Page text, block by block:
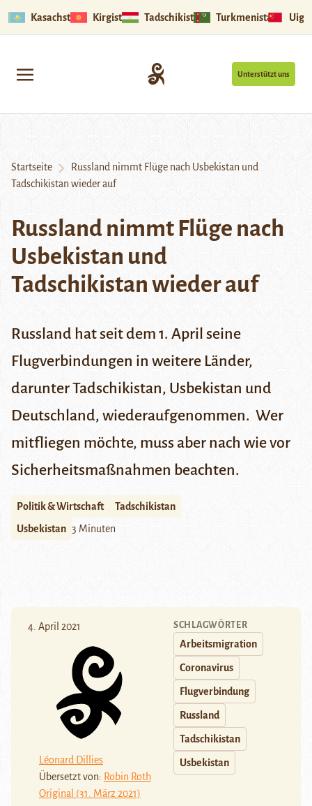
Kasachstan Kirgistan Tadschikistan Turkmenistan
Unterstützt uns
Startseite
Russland nimmt Flüge nach Usbekistan und
Tadschikistan wieder auf
Russland nimmt Flüge nach
Usbekistan und
Tadschikistan wieder auf
Russland hat seit dem 1. April seine
Flugverbindungen in weitere Länder,
darunter Tadschikistan, Usbekistan und
Deutschland, wiederaufgenommen. Wer
mitfliegen möchte, muss aber nach wie vor
Sicherheitsmaßnahmen beachten.
Politik & Wirtschaft
Tadschikistan
Usbekistan 3 Minuten
4. April 2021
Léonard Dillies
Übersetzt von: Robin Roth
Original (31. März 2021)
SCHLAGWÖRTER
Arbeitsmigration
Coronavirus
Flugverbindung
Russland
Tadschikistan
Usbekistan